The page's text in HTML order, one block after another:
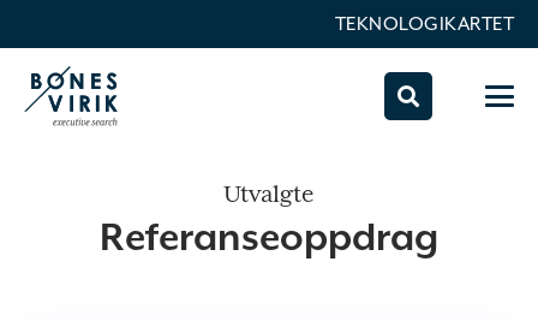
TEKNOLOGIKARTET
Utvalgte
Referanseoppdrag